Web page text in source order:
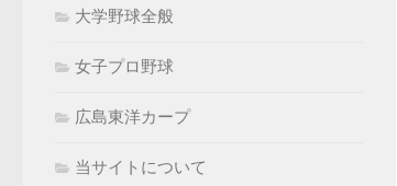
大学野球全般
女子プロ野球
広島東洋カープ
当サイトについて